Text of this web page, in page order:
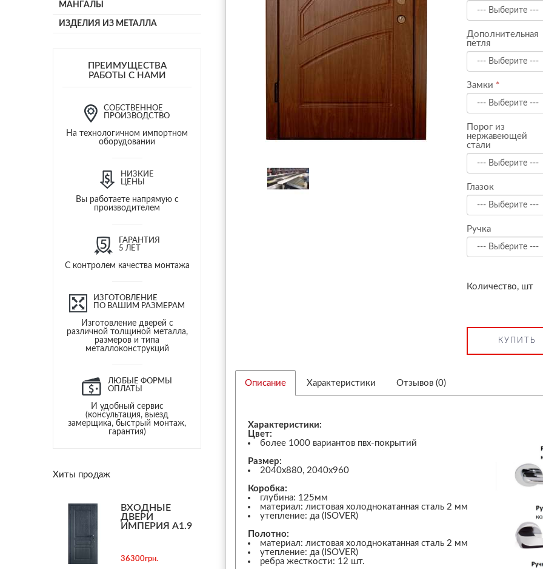
МАНГАЛЫ
ИЗДЕЛИЯ ИЗ МЕТАЛЛА
ПРЕИМУЩЕСТВА
РАБОТЫ С НАМИ
СОБСТВЕННОЕ
ПРОИЗВОДСТВО
На технологичном импортном
оборудовании
НИЗКИЕ
ЦЕНЫ
Вы работаете напрямую с
производителем
ГАРАНТИЯ
5 ЛЕТ
С контролем качества монтажа
ИЗГОТОВЛЕНИЕ
ПО ВАШИМ РАЗМЕРАМ
Изготовление дверей с
различной толщиной металла,
размеров и типа
металлоконструкций
ЛЮБЫЕ ФОРМЫ
ОПЛАТЫ
И удобный сервис
(консультация, выезд
замерщика, быстрый монтаж,
гарантия)
Хиты продаж
ВХОДНЫЕ
ДВЕРИ
ИМПЕРИЯ А1.9
36300грн.
Дополнительная
петля
Замки
Порог из
нержавеющей
стали
Глазок
Ручка
Количество, шт
КУПИТЬ
Описание Характеристики Отзывов (0)
Характеристики:
Цвет:
более 1000 вариантов пвх-покрытий
Размер:
2040х880, 2040х960
Коробка:
глубина: 125мм
материал: листовая холоднокатанная сталь 2 мм
утепление: да (ISOVER)
Полотно:
материал: листовая холоднокатанная сталь 2 мм
утепление: да (ISOVER)
ребра жесткости: 12 шт.